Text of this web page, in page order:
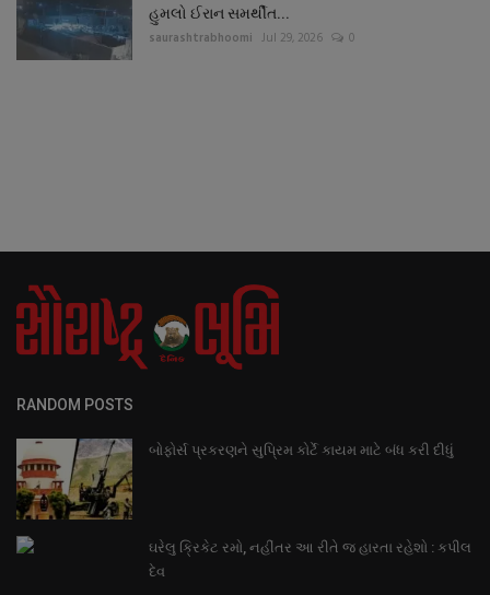
હુમલો ઈરાન સમર્થીત...
saurashtrabhoomi Jul 29, 2026 0
RANDOM POSTS
બોફોર્સ પ્રકરણને સુપ્રિમ કોર્ટે કાયમ માટે બંધ કરી દીધું
ઘરેલુ ક્રિકેટ રમો, નહીંતર આ રીતે જ હારતા રહેશો : કપીલ
દેવ